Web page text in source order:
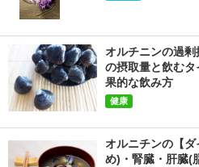
オルチニンの過剰
の摂取量と飲む
果的な飲み方
健康
オルニチンの【
め)・腎臓・肝臓(